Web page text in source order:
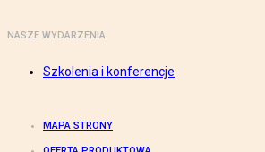
NASZE WYDARZENIA
Szkolenia i konferencje
MAPA STRONY